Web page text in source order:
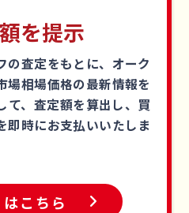
を提示
の査定をもとに、オーク
場相場価格の最新情報を
て、査定額を算出し、買
即時にお支払いいたしま
こちら